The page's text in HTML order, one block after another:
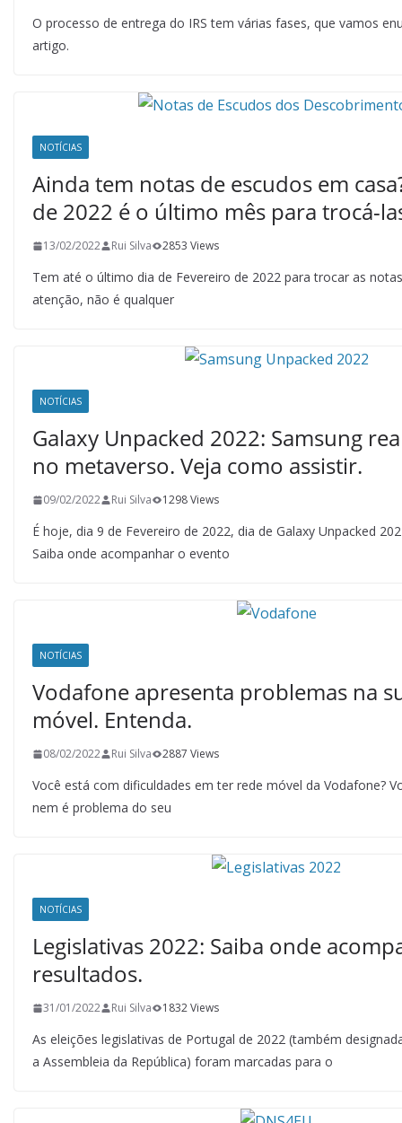
O processo de entrega do IRS tem várias fases, que vamos
artigo.
NOTÍCIAS
Ainda tem notas de escudos em
de 2022 é o último mês para trocá-
13/02/2022 Rui Silva 2853 Views
Tem até o último dia de Fevereiro de 2022 para trocar as
atenção, não é qualquer
NOTÍCIAS
Galaxy Unpacked 2022: Samsung
no metaverso. Veja como assistir.
09/02/2022 Rui Silva 1298 Views
É hoje, dia 9 de Fevereiro de 2022, dia de Galaxy Unpacked
Saiba onde acompanhar o evento
NOTÍCIAS
Vodafone apresenta problemas na
móvel. Entenda.
08/02/2022 Rui Silva 2887 Views
Você está com dificuldades em ter rede móvel da Vodafone?
nem é problema do seu
NOTÍCIAS
Legislativas 2022: Saiba onde
resultados.
31/01/2022 Rui Silva 1832 Views
As eleições legislativas de Portugal de 2022 (também
a Assembleia da República) foram marcadas para o